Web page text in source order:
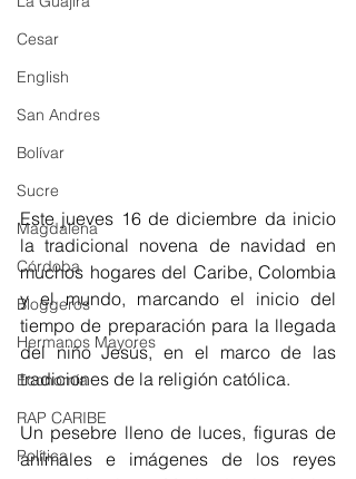
Cesar
English
San Andres
Bolívar
Sucre
Magdalena
Córdoba
Bloggeros
Hermanos Mayores
Economía
RAP CARIBE
Política
Este jueves 16 de diciembre da inicio
la tradicional novena de navidad en
muchos hogares del Caribe, Colombia
y el mundo, marcando el inicio del
tiempo de preparación para la llegada
del niño Jesús, en el marco de las
tradiciones de la religión católica.
Un pesebre lleno de luces, figuras de
animales e imágenes de los reyes